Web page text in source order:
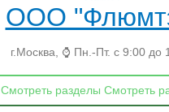
ООО
г.Москва, ⌚ Пн.-Пт. с 9:00 до
Смотреть разделы Смотреть